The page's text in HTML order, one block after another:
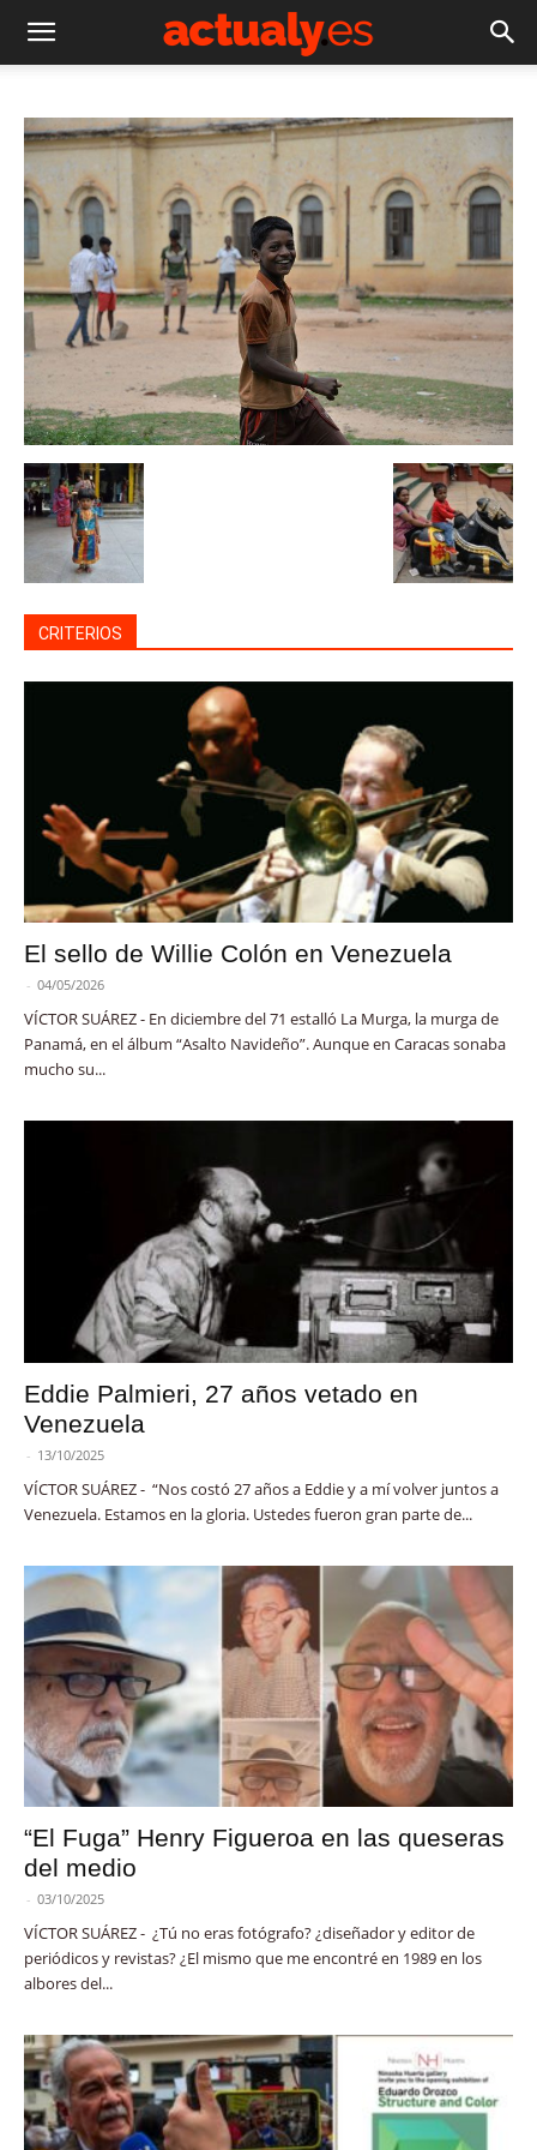
CRITERIOS
El sello de Willie Colón en Venezuela
- 04/05/2026
VÍCTOR SUÁREZ - En diciembre del 71 estalló La Murga, la murga de
Panamá, en el álbum “Asalto Navideño”. Aunque en Caracas sonaba
mucho su...
Eddie Palmieri, 27 años vetado en
Venezuela
- 13/10/2025
VÍCTOR SUÁREZ - “Nos costó 27 años a Eddie y a mí volver juntos a
Venezuela. Estamos en la gloria. Ustedes fueron gran parte de...
“El Fuga” Henry Figueroa en las queseras
del medio
- 03/10/2025
VÍCTOR SUÁREZ - ¿Tú no eras fotógrafo? ¿diseñador y editor de
periódicos y revistas? ¿El mismo que me encontré en 1989 en los
albores del...